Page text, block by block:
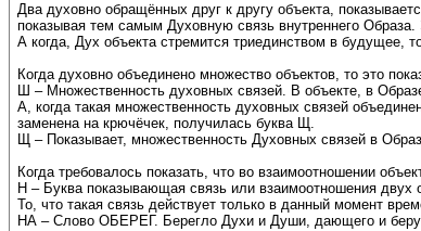
Два духовно обращённых друг к другу объекта,
показывая тем самым Духовную связь внутреннего
А когда, Дух объекта стремится триединством в
Когда духовно объединено множество объектов, то это
Ш – Множественность духовных связей. В объекте, в
А, когда такая множественность духовных связей
заменена на крючёчек, получилась буква Щ.
Щ – Показывает, множественность Духовных связей в
Когда требовалось показать, что во взаимоотношении
Н – Буква показывающая связь или взаимоотношения
То, что такая связь действует только в данный момент
НА – Слово ОБЕРЕГ. Берегло Духи и Души, дающего и